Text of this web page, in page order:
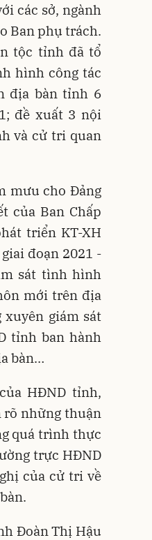
các sở, ngành
Ban phụ trách.
tộc tỉnh đã tổ
hình công tác
địa bàn tỉnh 6
đề xuất 3 nội
và cử tri quan
mưu cho Đảng
của Ban Chấp
triển KT-XH
đoạn 2021 -
sát tình hình
mới trên địa
giám sát
tỉnh ban hành
bàn…
HĐND tỉnh,
rõ những thuận
quá trình thực
trực HĐND
của cử tri về
Đoàn Thị Hậu